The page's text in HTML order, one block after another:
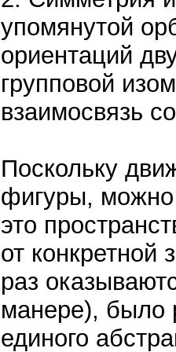
упомянутой
ориентаций
групповой
взаимосвязь
Поскольку
фигуры, можно
это
от конкретной
раз
манере), было
единого